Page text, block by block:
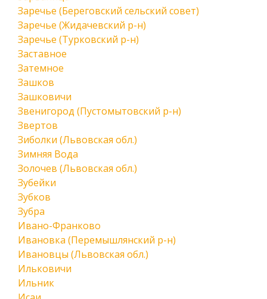
Заречье (Береговский сельский совет)
Заречье (Жидачевский р-н)
Заречье (Турковский р-н)
Заставное
Затемное
Зашков
Зашковичи
Звенигород (Пустомытовский р-н)
Звертов
Зиболки (Львовская обл.)
Зимняя Вода
Золочев (Львовская обл.)
Зубейки
Зубков
Зубра
Ивано-Франково
Ивановка (Перемышлянский р-н)
Ивановцы (Львовская обл.)
Ильковичи
Ильник